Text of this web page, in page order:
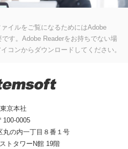
イルをご覧になるためにはAdobe
です。Adobe Readerをお持ちでない場
コンからダウンロードしてください。
東京本社
100-0005
丸の内一丁目８番１号
トタワーN館 19階